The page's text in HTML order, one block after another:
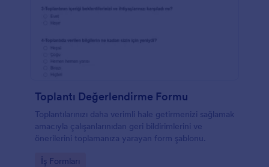
Toplantı Değerlendirme Formu
Toplantılarınızı daha verimli hale getirmenizi sağlamak
amacıyla çalışanlarınıdan geri bildirimlerini ve
önerilerini toplamanıza yarayan form şablonu.
Go to Category:
İş Formları